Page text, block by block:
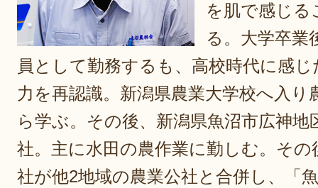
を肌で感じる
る。大学卒業
員として勤務するも、高校時代に感
力を再認識。新潟県農業大学校へ入り
ら学ぶ。その後、新潟県魚沼市広神地
社。主に水田の農作業に勤しむ。そ
社が他2地域の農業公社と合併し、「